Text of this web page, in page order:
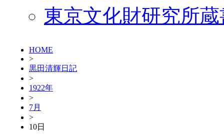
東京文化財研究所
HOME
>
黒田清輝日記
>
1922年
>
7月
>
10日